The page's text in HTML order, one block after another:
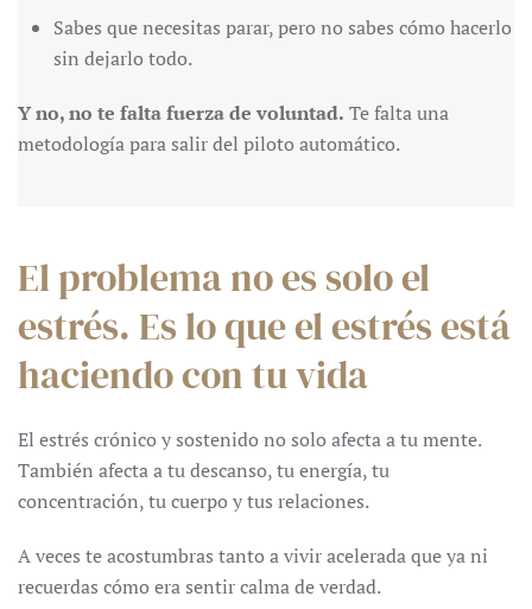
Sabes que necesitas parar, pero no sabes cómo hacerlo
sin dejarlo todo.
Y no, no te falta fuerza de voluntad. Te falta una
metodología para salir del piloto automático.
El problema no es solo el
estrés. Es lo que el estrés está
haciendo con tu vida
El estrés crónico y sostenido no solo afecta a tu mente.
También afecta a tu descanso, tu energía, tu
concentración, tu cuerpo y tus relaciones.
A veces te acostumbras tanto a vivir acelerada que ya ni
recuerdas cómo era sentir calma de verdad.